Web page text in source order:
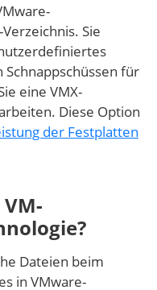
Sie
für
eine VMX-
Diese Option
der Festplatten
Dateien beim
in VMware-